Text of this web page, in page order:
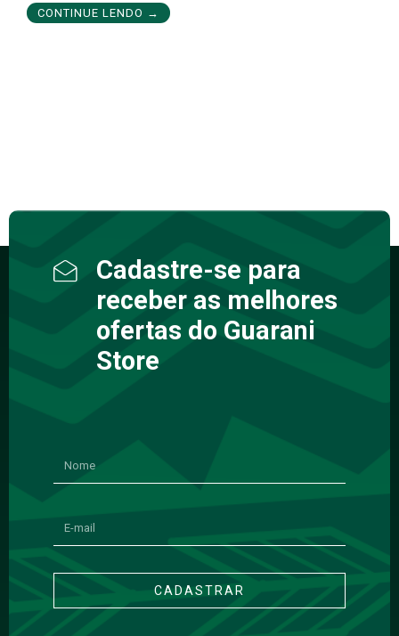
CONTINUE LENDO →
Cadastre-se para
receber as melhores
ofertas do Guarani
Store
CADASTRAR